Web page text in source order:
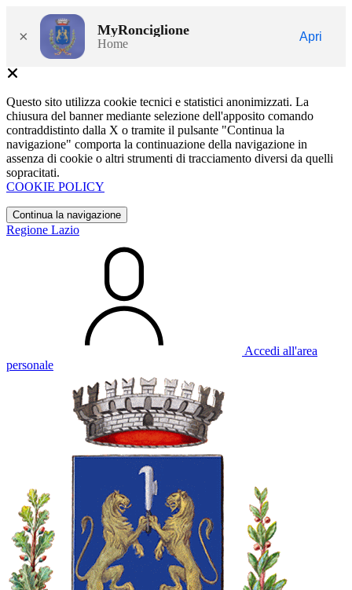
× MyRonciglione
Home
Apri
Questo sito utilizza cookie tecnici e statistici anonimizzati. La
chiusura del banner mediante selezione dell'apposito comando
contraddistinto dalla X o tramite il pulsante "Continua la
navigazione" comporta la continuazione della navigazione in
assenza di cookie o altri strumenti di tracciamento diversi da quelli
sopracitati.
COOKIE POLICY
Continua la navigazione
Regione Lazio
Accedi all'area
personale